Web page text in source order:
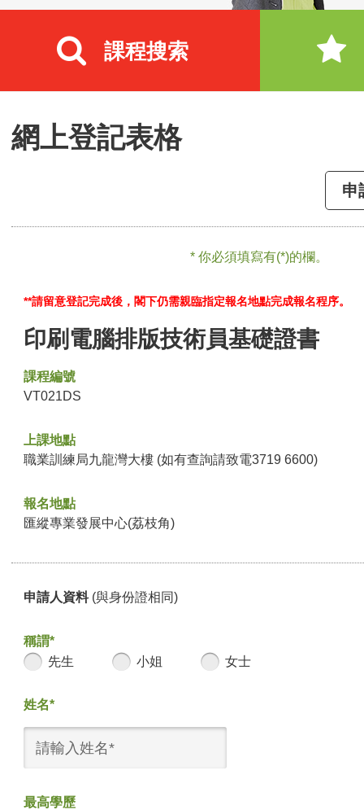
課程搜索
網上登記表格
申
* 你必須填寫有(*)的欄。
**請留意登記完成後，閣下仍需親臨指定報名地點完成報名程序。
印刷電腦排版技術員基礎證書
課程編號
VT021DS
上課地點
職業訓練局九龍灣大樓 (如有查詢請致電3719 6600)
報名地點
匯縱專業發展中心(荔枝角)
申請人資料 (與身份證相同)
稱謂*
先生
小姐 女士
姓名*
最高學歷